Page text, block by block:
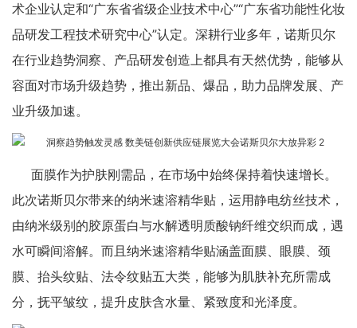
术企业认定和“广东省省级企业技术中心”“广东省功能性化妆
品研发工程技术研究中心”认定。深耕行业多年，诺斯贝尔
在行业趋势洞察、产品研发创造上都具有天然优势，能够从
容面对市场升级趋势，推出新品、爆品，助力品牌发展、产
业升级加速。
面膜作为护肤刚需品，在市场中始终保持着快速增长。
此次诺斯贝尔带来的纳米速溶精华贴，运用静电纺丝技术，
由纳米级别的胶原蛋白与水解透明质酸钠纤维交织而成，遇
水可瞬间溶解。而且纳米速溶精华贴涵盖面膜、眼膜、颈
膜、抬头纹贴、法令纹贴五大类，能够为肌肤补充所需成
分，抚平皱纹，提升皮肤含水量、紧致度和光泽度。